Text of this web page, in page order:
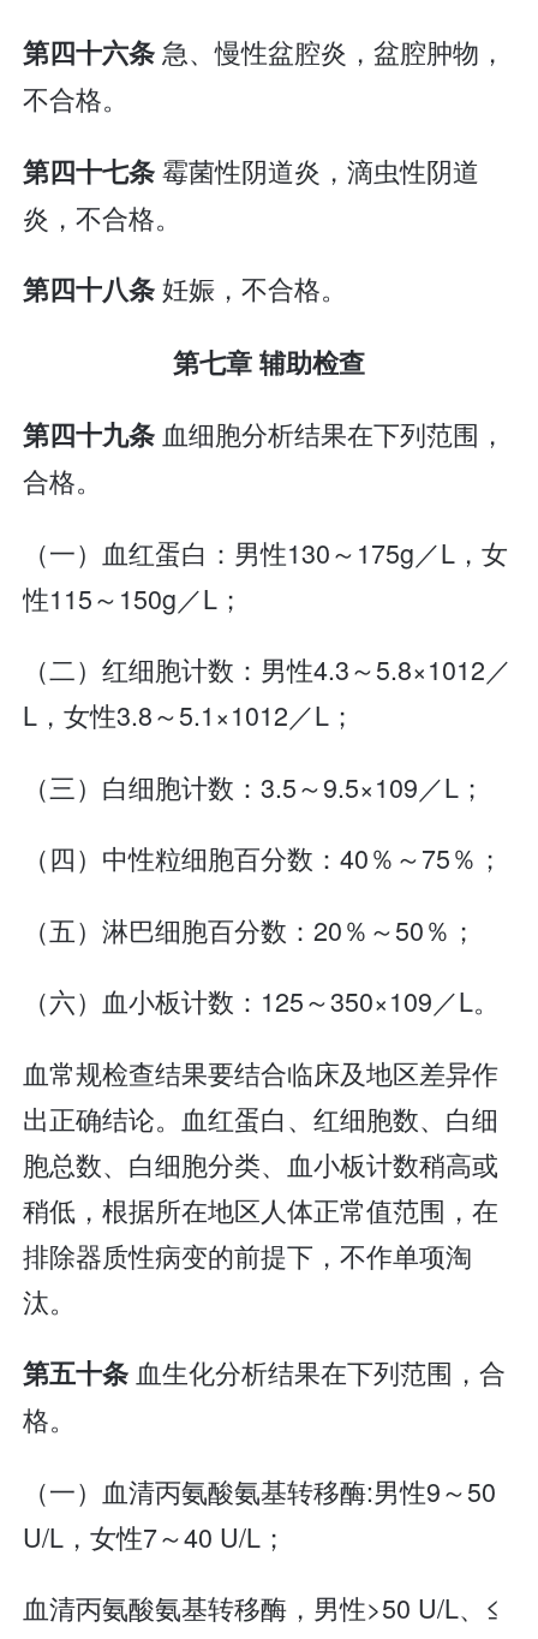
第四十六条急、慢性盆腔炎，盆腔肿物，
不合格。
第四十七条霉菌性阴道炎，滴虫性阴道
炎，不合格。
第四十八条妊娠，不合格。
第七章 辅助检查
第四十九条血细胞分析结果在下列范围，
合格。
（一）血红蛋白：男性130～175g／L，女
性115～150g／L；
（二）红细胞计数：男性4.3～5.8×1012／
L，女性3.8～5.1×1012／L；
（三）白细胞计数：3.5～9.5×109／L；
（四）中性粒细胞百分数：40％～75％；
（五）淋巴细胞百分数：20％～50％；
（六）血小板计数：125～350×109／L。
血常规检查结果要结合临床及地区差异作
出正确结论。血红蛋白、红细胞数、白细
胞总数、白细胞分类、血小板计数稍高或
稍低，根据所在地区人体正常值范围，在
排除器质性病变的前提下，不作单项淘
汰。
第五十条血生化分析结果在下列范围，合
格。
（一）血清丙氨酸氨基转移酶:男性9～50
U/L，女性7～40 U/L；
血清丙氨酸氨基转移酶，男性>50 U/L、≤